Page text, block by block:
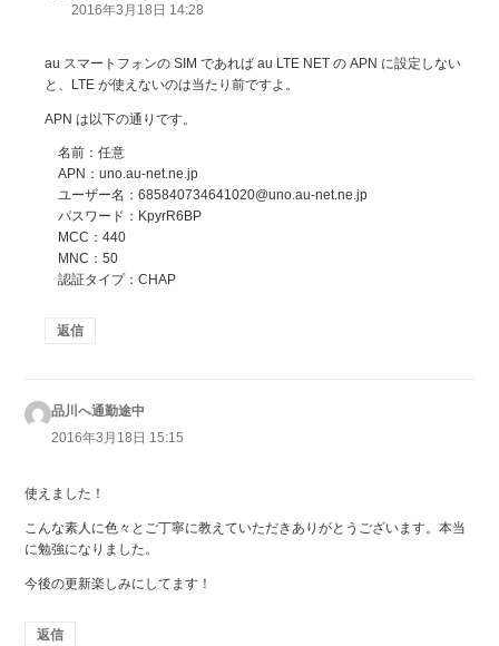
り:
2016年3月18日 14:28
au スマートフォンの SIM であれば au LTE NET の APN に設定しない
と、LTE が使えないのは当たり前ですよ。
APN は以下の通りです。
名前：任意
APN：uno.au-net.ne.jp
ユーザー名：685840734641020@uno.au-net.ne.jp
パスワード：KpyrR6BP
MCC：440
MNC：50
認証タイプ：CHAP
返信
品川へ通勤途中
り:
2016年3月18日 15:15
使えました！
こんな素人に色々とご丁寧に教えていただきありがとうございます。本当
に勉強になりました。
今後の更新楽しみにしてます！
返信